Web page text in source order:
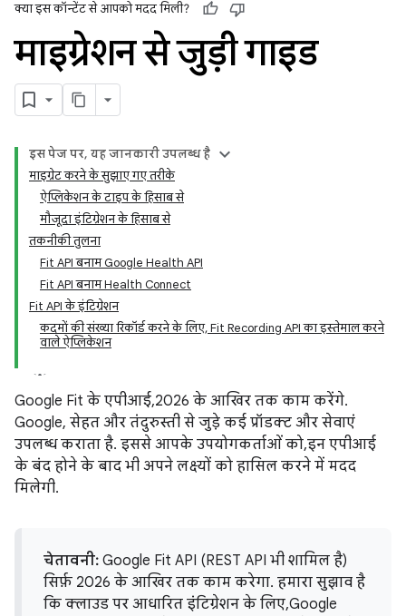
क्या इस कॉन्टेंट से आपको मदद मिली?
माइग्रेशन से जुड़ी गाइड
इस पेज पर, यह जानकारी उपलब्ध है
माइग्रेट करने के सुझाए गए तरीके
ऐप्लिकेशन के टाइप के हिसाब से
मौजूदा इंटिग्रेशन के हिसाब से
तकनीकी तुलना
Fit API बनाम Google Health API
Fit API बनाम Health Connect
Fit API के इंटिग्रेशन
कदमों की संख्या रिकॉर्ड करने के लिए, Fit Recording API का इस्तेमाल करने
वाले ऐप्लिकेशन
Google Fit के एपीआई, 2026 के आखिर तक काम करेंगे.
Google, सेहत और तंदुरुस्ती से जुड़े कई प्रॉडक्ट और सेवाएं
उपलब्ध कराता है. इससे आपके उपयोगकर्ताओं को, इन एपीआई
के बंद होने के बाद भी अपने लक्ष्यों को हासिल करने में मदद
मिलेगी.
चेतावनी: Google Fit API (REST API भी शामिल है)
सिर्फ़ 2026 के आखिर तक काम करेगा. हमारा सुझाव है
कि क्लाउड पर आधारित इंटिग्रेशन के लिए, Google